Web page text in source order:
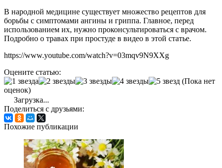
В народной медицине существует множество рецептов для
борьбы с симптомами ангины и гриппа. Главное, перед
использованием их, нужно проконсультироваться с врачом.
Подробно о травах при простуде в видео в этой статье.
https://www.youtube.com/watch?v=03mqv9N9XXg
Оцените статью:
(Пока нет
оценок)
Загрузка...
Поделиться с друзьями:
Похожие публикации